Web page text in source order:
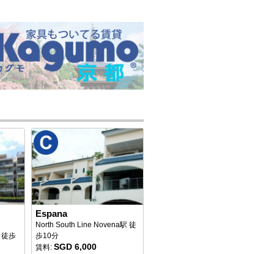
歩
Espana
North South Line Novena駅 徒
歩10分
賃料: SGD 6,000